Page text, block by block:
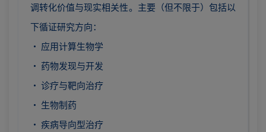
调转化价值与现实相关性。主要（但不限于）包括以
下循证研究方向：
· 应用计算生物学
· 药物发现与开发
· 诊疗与靶向治疗
· 生物制药
· 疾病导向型治疗